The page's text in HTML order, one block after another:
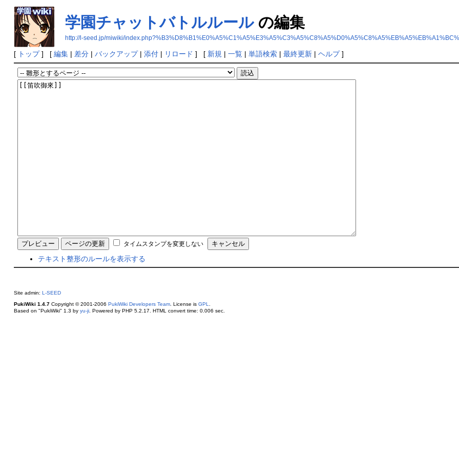
学園チャットバトルルールの編集
http://l-seed.jp/miwiki/
[ トップ] [ 編集| 差分| バックアップ| 添付| リロード ] [ 新規 | 一覧| 単語検索| 最終更新| ヘルプ]
タイムスタンプを変更しない
テキスト整形のルールを表示する
Site admin: L-SEED
PukiWiki 1.4.7Copyright © 2001-2006 PukiWiki Developers Team. License is GPL
Based on "PukiWiki" 1.3 by yu-ji. Powered by PHP 5.2.17. HTML convert time: 0.006 sec.